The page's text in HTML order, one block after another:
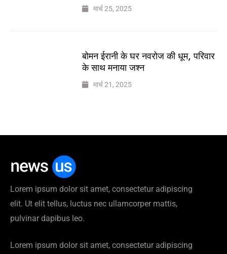
मार्च 25, 2025
बोमन ईरानी के घर नवरोज की धूम, परिवार
के साथ मनाया जश्न
मार्च 21, 2025
Lorem ipsum dolor sit amet, consectetur adipiscing
elit. Ut elit tellus, luctus nec ullamcorper mattis,
pulvinar dapibus leo.
Lorem ipsum dolor sit amet, consectetur adipiscing